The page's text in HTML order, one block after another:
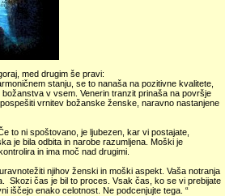
med drugim še pravi:
stanju, se to nanaša na pozitivne kvalitete,
v vsem. Venerin tranzit prinaša na površje
vrnitev božanske ženske, naravno nastanjene
to ni spoštovano, je ljubezen, kar vi postajate,
je bila odbita in narobe razumljena. Moški je
in ima moč nad drugimi.
njihov ženski in moški aspekt. Vaša notranja
Skozi čas je bil to proces. Vsak čas, ko se vi prebijate
iščejo enako celotnost. Ne podcenjujte tega. “